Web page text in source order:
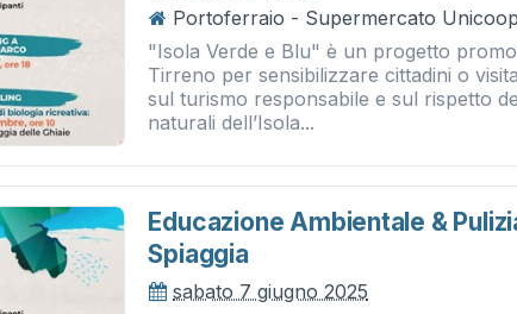
Portoferraio - Supermercato
"Isola Verde e Blu" è un progetto
Tirreno per sensibilizzare cittadini o
sul turismo responsabile e sul rispetto
naturali dell’Isola...
Educazione Ambientale &
Spiaggia
sabato 7 giugno 2025